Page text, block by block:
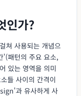
인가?
쳐 사용되는 개념으
'(패턴의 주요 요소,
있는 영역을 의미
들 사이의 간격이
과 유사하게 사